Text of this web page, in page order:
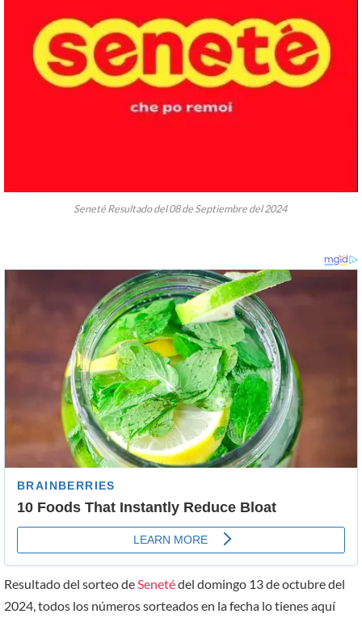
Seneté Resultado del 08 de Septiembre del 2024
Resultado del sorteo deSenetédel domingo 13 de octubre del
2024, todos los números sorteados en la fecha lo tienes aquí